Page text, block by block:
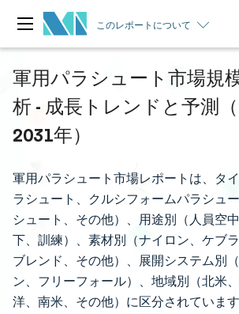
このレポートについて
軍用パラシュート市場規
析 - 成長トレンドと予測
2031年）
軍用パラシュート市場レポートは、タ
ラシュート、クルシフォームパラシュ
シュート、その他）、用途別（人員空
下、訓練）、素材別（ナイロン、ケブ
ブレンド、その他）、展開システム別
ン、フリーフォール）、地域別（北米
洋、南米、その他）に区分されていま